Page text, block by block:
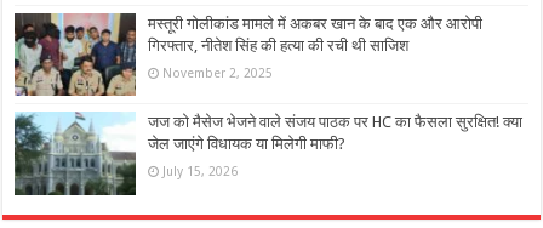
मस्तूरी गोलीकांड मामले में अकबर खान के बाद एक और आरोपी
गिरफ्तार, नीतेश सिंह की हत्या की रची थी साजिश
November 2, 2025
जज को मैसेज भेजने वाले संजय पाठक पर HC का फैसला सुरक्षित! क्या
जेल जाएंगे विधायक या मिलेगी माफी?
July 15, 2026